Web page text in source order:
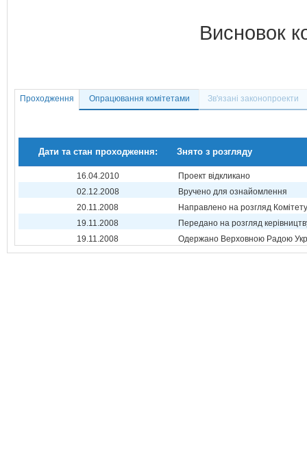
Висновок
Проходження Опрацювання комітетами Зв'язані законопроекти
Дати та стан проходження: Знято з розгляду
16.04.2010
Проект відкликано
02.12.2008
Вручено для ознайомлення
20.11.2008
Направлено на розгляд Комітету
19.11.2008
Передано на розгляд
19.11.2008
Одержано Верховною Радою